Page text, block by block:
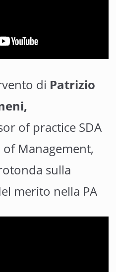
di Patrizio
of practice SDA
Management,
sulla
merito nella PA